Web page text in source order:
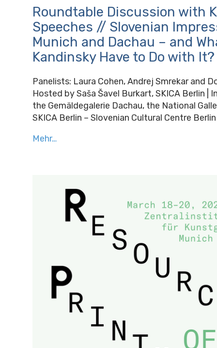
Roundtable Discussion with
Speeches // Slovenian
Munich and Dachau – and
Kandinsky Have to Do with It?
Panelists: Laura Cohen, Andrej Smrekar and
Hosted by Saša Šavel Burkart, SKICA Berlin |
the Gemäldegalerie Dachau, the National
SKICA Berlin – Slovenian Cultural Centre Berlin
Mehr…